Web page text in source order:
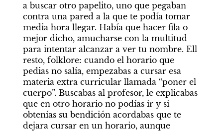
a buscar otro papelito, uno que pegaban
contra una pared a la que te podía tomar
media hora llegar. Había que hacer fila o
mejor dicho, amucharse con la multitud
para intentar alcanzar a ver tu nombre. Ell
resto, folklore: cuando el horario que
pedias no salía, empezabas a cursar esa
materia extra curricular llamada “poner el
cuerpo”. Buscabas al profesor, le explicabas
que en otro horario no podías ir y si
obtenías su bendición acordabas que te
dejara cursar en un horario, aunque